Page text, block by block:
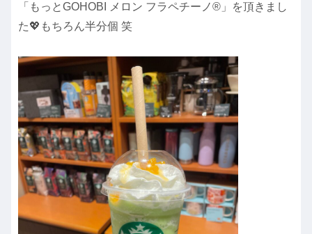
「もっとGOHOBI メロン フラペチーノ®」を頂きまし
た💖もちろん半分個 笑